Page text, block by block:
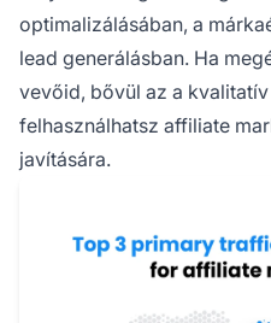
optimalizálásában, a
lead generálásban. Ha
vevőid, bővül az a
felhasználhatsz affiliate
javítására.